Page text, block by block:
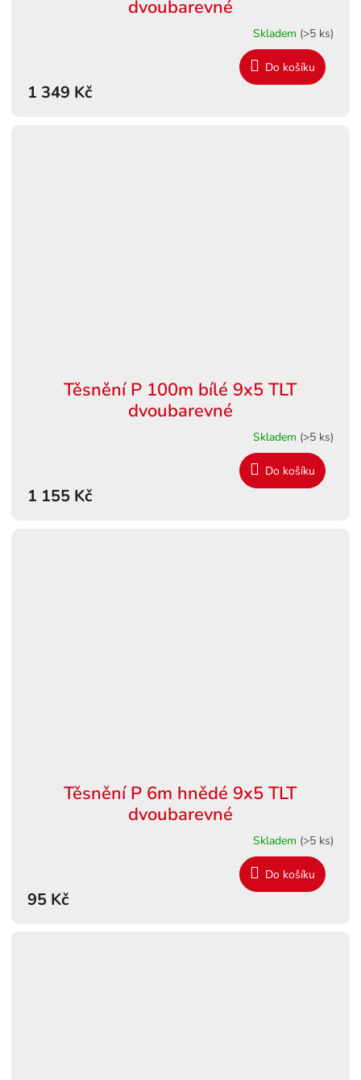
dvoubarevné
Skladem (>5 ks)
1 349 Kč
Do košíku
Těsnění P 100m bílé 9x5 TLT
dvoubarevné
Skladem (>5 ks)
1 155 Kč
Do košíku
Těsnění P 6m hnědé 9x5 TLT
dvoubarevné
Skladem (>5 ks)
95 Kč
Do košíku